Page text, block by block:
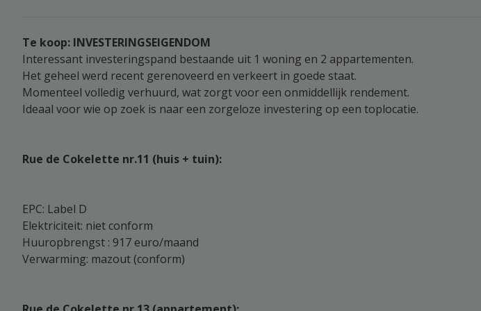
Te koop: INVESTERINGSEIGENDOM
Interessant investeringspand bestaande uit 1 woning en 2 appartementen.
Het geheel werd recent gerenoveerd en verkeert in goede staat.
Momenteel volledig verhuurd, wat zorgt voor een onmiddellijk rendement.
Ideaal voor wie op zoek is naar een zorgeloze investering op een toplocatie.
Rue de Cokelette nr.11 (huis + tuin):
EPC: Label D
Elektriciteit: niet conform
Huuropbrengst : 917 euro/maand
Verwarming: mazout (conform)